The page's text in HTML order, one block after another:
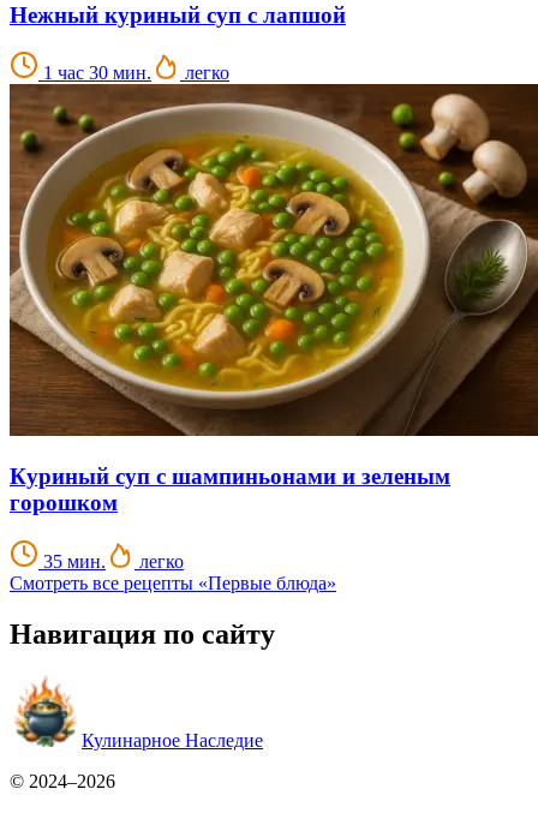
Нежный куриный суп с лапшой
1 час 30 мин. легко
Куриный суп с шампиньонами и зеленым
горошком
35 мин.
легко
Смотреть все рецепты «Первые блюда»
Навигация по сайту
Кулинарное Наследие
© 2024–2026